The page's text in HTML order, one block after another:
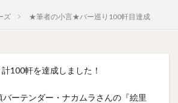
ズ ★筆者の小言★バー巡り100軒目達成
100軒を達成しました！
ーテンダー・ナカムラさんの『絵里